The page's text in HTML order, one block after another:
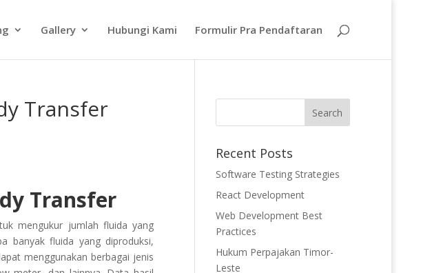
Gallery Hubungi Kami Formulir Pra Pendaftaran
Transfer
Transfer
mengukur jumlah fluida yang
banyak fluida yang diproduksi,
menggunakan berbagai jenis
Recent Posts
Software Testing Strategies
React Development
Web Development Best
Practices
Hukum Perpajakan Timor-
Leste